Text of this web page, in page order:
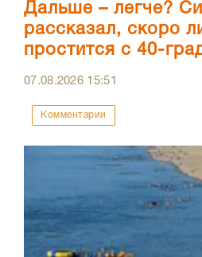
Дальше – легче?
рассказал, скоро
простится с 40-
07.08.2026 15:51
Комментарии